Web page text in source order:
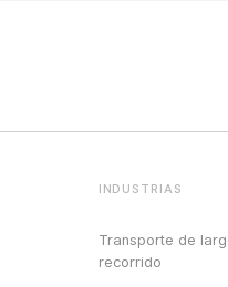
INDUSTRIAS
Transporte de
recorrido